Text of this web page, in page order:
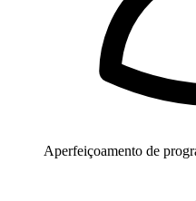
Aperfeiçoamento de